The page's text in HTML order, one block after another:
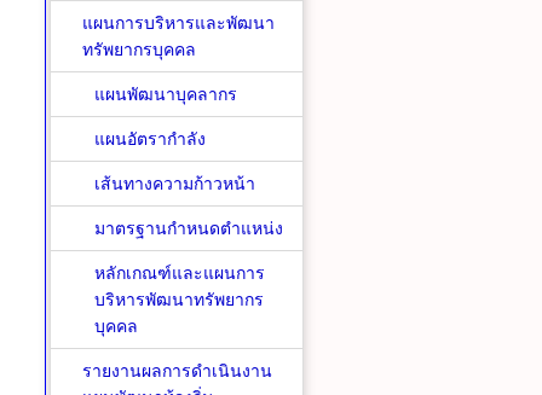
แผนการบริหารและพัฒนา
ทรัพยากรบุคคล
แผนพัฒนาบุคลากร
แผนอัตรากำลัง
เส้นทางความก้าวหน้า
มาตรฐานกำหนดตำแหน่ง
หลักเกณฑ์และแผนการ
บริหารพัฒนาทรัพยากร
บุคคล
รายงานผลการดำเนินงาน